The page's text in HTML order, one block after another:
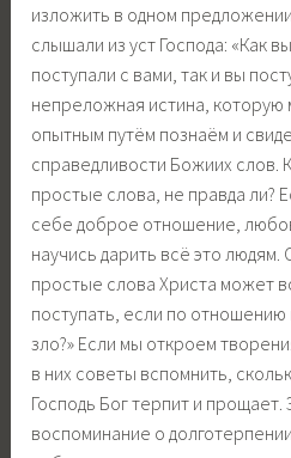
изложить в одном
слышали из уст Господа: «Как
поступали с вами, так и вы
непреложная истина, которую
опытным путём познаём и
справедливости Божиих слов.
простые слова, не правда ли?
себе доброе отношение,
научись дарить всё это
простые слова Христа может
поступать, если по
зло?» Если мы откроем
в них советы вспомнить,
Господь Бог терпит и
воспоминание о